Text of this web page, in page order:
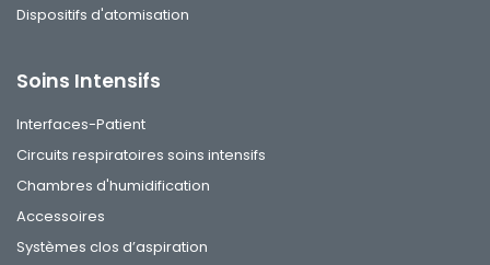
Dispositifs d'atomisation
Soins Intensifs
Interfaces-Patient
Circuits respiratoires soins intensifs
Chambres d'humidification
Accessoires
Systèmes clos d’aspiration